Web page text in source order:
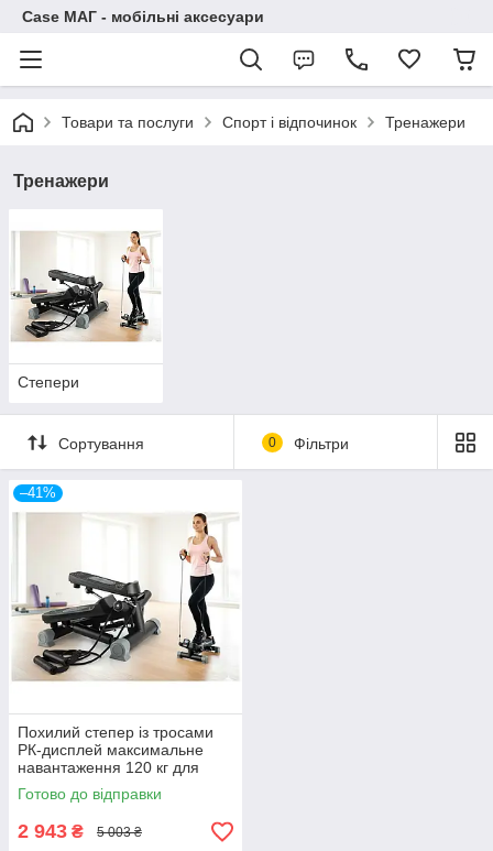
Case МАГ - мобільні аксесуари
Товари та послуги Спорт і відпочинок Тренажери
Тренажери
Степери
Сортування 0 Фільтри
–41%
Похилий степер із тросами
РК-дисплей максимальне
навантаження 120 кг для
дому чорний CS-0579
Готово до відправки
2 943 ₴ 5 003 ₴